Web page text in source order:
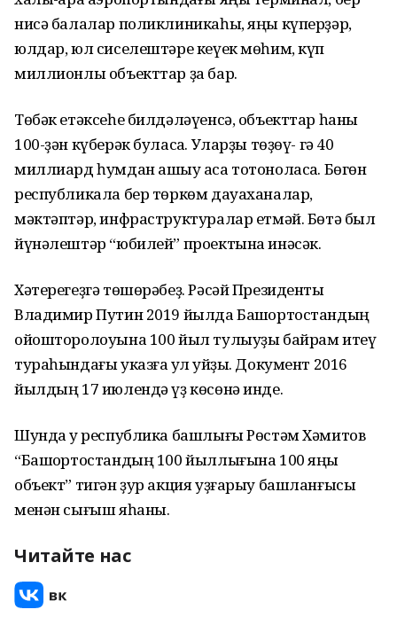
нисә балалар поликлиникаһы, яңы күперҙәр,
юлдар, юл сиселештәре кеүек мөһим, күп
миллионлы объекттар ҙа бар.
Төбәк етәксеһе билдәләүенсә, объекттар һаны
100-ҙән күберәк буласаҡ. Уларҙы төҙөү- гә 40
миллиард һумдан ашыу аҡса тотоноласаҡ. Бөгөн
республикала бер төркөм дауаханалар,
мәктәптәр, инфраструктуралар етмәй. Бөтә был
йүнәлештәр “юбилей” проектына инәсәк.
Хәтерегеҙгә төшөрәбеҙ. Рәсәй Президенты
Владимир Путин 2019 йылда Башҡортостандың
ойошторолоуына 100 йыл тулыуҙы байрам итеү
тураһындағы указға ҡул ҡуйҙы. Документ 2016
йылдың 17 июлендә үҙ көсөнә инде.
Шунда уҡ республика башлығы Рөстәм Хәмитов
“Башҡортостандың 100 йыллығына 100 яңы
объект” тигән ҙур акция уҙғарыу башланғысы
менән сығыш яһаны.
Читайте нас